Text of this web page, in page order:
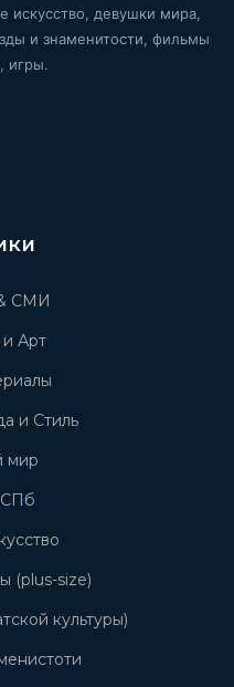
искусство, девушки мира,
и знаменитости, фильмы
игры.
СМИ
и Арт
и Стиль
мир
(plus-size)
культуры)